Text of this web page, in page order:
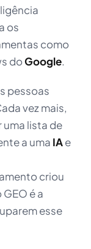
os
como
doGoogle.
pessoas
vez mais,
uma lista de
a uma IAe
criou
é a
esse